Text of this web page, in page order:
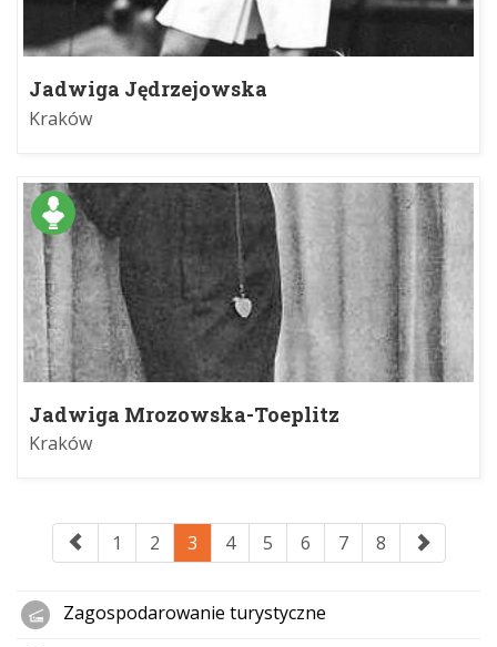
Jadwiga Jędrzejowska
Kraków
Jadwiga Mrozowska-Toeplitz
Kraków
1 2 3 4 5 6 7 8
Zagospodarowanie turystyczne